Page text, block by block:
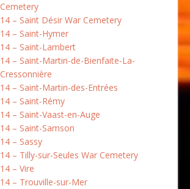
Cemetery
14 – Saint Désir War Cemetery
14 – Saint-Hymer
14 – Saint-Lambert
14 – Saint-Martin-de-Bienfaite-La-
Cressonnière
14 – Saint-Martin-des-Entrées
14 – Saint-Rémy
14 – Saint-Vaast-en-Auge
14 – Saint-Samson
14 – Sassy
14 – Tilly-sur-Seules War Cemetery
14 – Vire
14 – Trouville-sur-Mer